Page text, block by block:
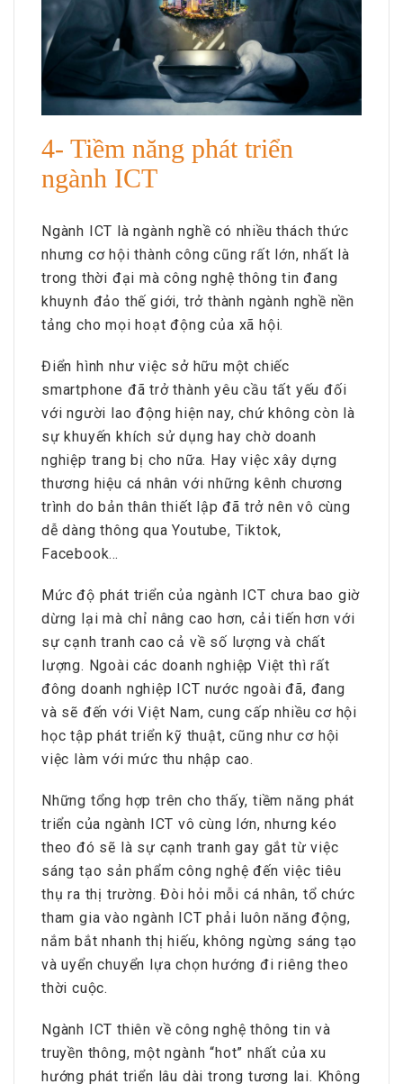
4- Tiềm năng phát triển
ngành ICT
Ngành ICT là ngành nghề có nhiều thách thức
nhưng cơ hội thành công cũng rất lớn, nhất là
trong thời đại mà công nghệ thông tin đang
khuynh đảo thế giới, trở thành ngành nghề nền
tảng cho mọi hoạt động của xã hội.
Điển hình như việc sở hữu một chiếc
smartphone đã trở thành yêu cầu tất yếu đối
với người lao động hiện nay, chứ không còn là
sự khuyến khích sử dụng hay chờ doanh
nghiệp trang bị cho nữa. Hay việc xây dựng
thương hiệu cá nhân với những kênh chương
trình do bản thân thiết lập đã trở nên vô cùng
dễ dàng thông qua Youtube, Tiktok,
Facebook…
Mức độ phát triển của ngành ICT chưa bao giờ
dừng lại mà chỉ nâng cao hơn, cải tiến hơn với
sự cạnh tranh cao cả về số lượng và chất
lượng. Ngoài các doanh nghiệp Việt thì rất
đông doanh nghiệp ICT nước ngoài đã, đang
và sẽ đến với Việt Nam, cung cấp nhiều cơ hội
học tập phát triển kỹ thuật, cũng như cơ hội
việc làm với mức thu nhập cao.
Những tổng hợp trên cho thấy, tiềm năng phát
triển của ngành ICT vô cùng lớn, nhưng kéo
theo đó sẽ là sự cạnh tranh gay gắt từ việc
sáng tạo sản phẩm công nghệ đến việc tiêu
thụ ra thị trường. Đòi hỏi mỗi cá nhân, tổ chức
tham gia vào ngành ICT phải luôn năng động,
nắm bắt nhanh thị hiếu, không ngừng sáng tạo
và uyển chuyển lựa chọn hướng đi riêng theo
thời cuộc.
Ngành ICT thiên về công nghệ thông tin và
truyền thông, một ngành “hot” nhất của xu
hướng phát triển lâu dài trong tương lai. Không